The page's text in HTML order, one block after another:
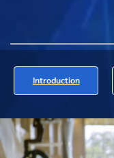
Introduction